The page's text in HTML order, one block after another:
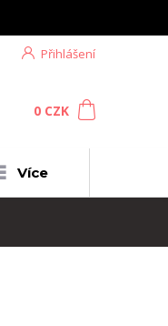
Přihlášení
0 CZK
Více